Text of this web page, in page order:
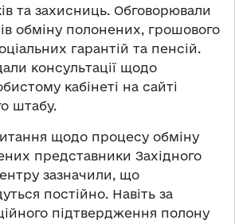
та захисниць. Обговорювали
обміну полонених, грошового
гарантій та пенсій.
консультації щодо
кабінеті на сайті
штабу.
щодо процесу обміну
представники Західного
зазначили, що
постійно. Навіть за
підтвердження полону